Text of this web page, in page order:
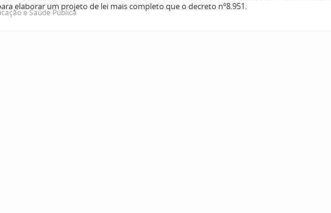
elaborar um projeto de lei mais completo que o decreto nº8.951.
e Saúde Pública